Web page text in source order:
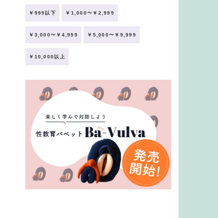
￥999以下 ￥1,000〜￥2,999
￥3,000〜￥4,999 ￥5,000〜￥9,999
￥10,000以上